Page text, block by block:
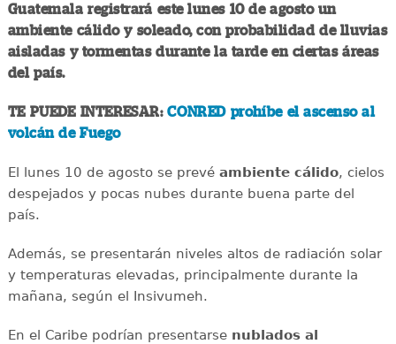
Guatemala registrará este lunes 10 de agosto un
ambiente cálido y soleado, con probabilidad de lluvias
aisladas y tormentas durante la tarde en ciertas áreas
del país.
TE PUEDE INTERESAR:CONRED prohíbe el ascenso al
volcán de Fuego
El lunes 10 de agosto se prevé ambiente cálido, cielos
despejados y pocas nubes durante buena parte del
país.
Además, se presentarán niveles altos de radiación solar
y temperaturas elevadas, principalmente durante la
mañana, según el Insivumeh.
En el Caribe podrían presentarse nublados al